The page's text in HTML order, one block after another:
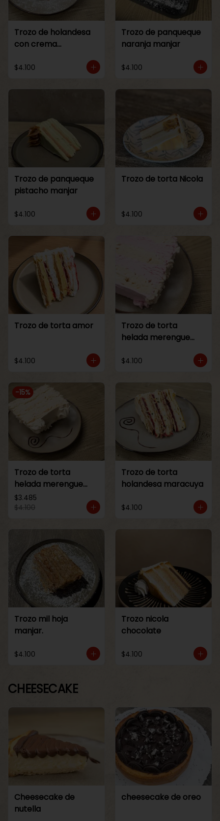
Trozo de holandesa
con crema
$4.100
Trozo de panqueque
naranja manjar
$4.100
Trozo de panqueque
pistacho manjar
$4.100
Trozo de torta Nicola
$4.100
Trozo de torta amor
$4.100
Trozo de torta
helada merengue
$4.100
-15%
Trozo de torta
helada merengue
lucuma
$3.485
$4.100
Trozo de torta
holandesa maracuya
$4.100
Trozo mil hoja
manjar.
$4.100
Trozo nicola
chocolate
$4.100
CHEESECAKE
Cheesecake de
nutella
cheesecake de oreo